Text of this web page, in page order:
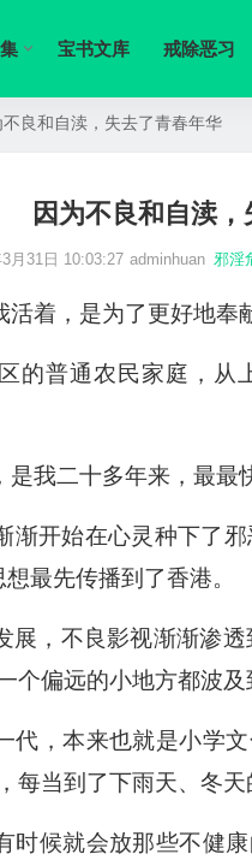
宝书文库 戒除恶习
不良和自渎，失去了青春年华
因为不良和自渎
月31日 10:03:27 adminhuan 邪淫
着，是为了更好地奉
的普通农民家庭，
我二十多年来，最最
渐开始在心灵种下了
最先传播到了香港。
展，不良影视渐渐渗
个偏远的小地方都波及
代，本来也就是小学
每当到了下雨天、冬
时候就会放那些不健